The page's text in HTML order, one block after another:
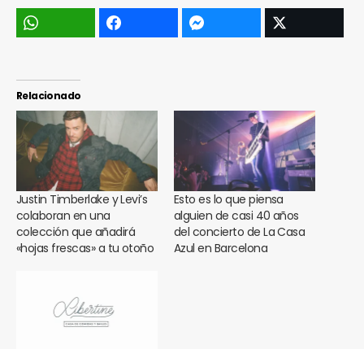
Relacionado
Justin Timberlake y Levi’s
colaboran en una
colección que añadirá
«hojas frescas» a tu otoño
Esto es lo que piensa
alguien de casi 40 años
del concierto de La Casa
Azul en Barcelona